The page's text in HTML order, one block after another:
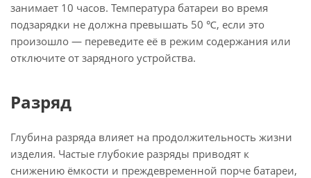
занимает 10 часов. Температура батареи во время
подзарядки не должна превышать 50 ℃, если это
произошло — переведите её в режим содержания или
отключите от зарядного устройства.
Разряд
Глубина разряда влияет на продолжительность жизни
изделия. Частые глубокие разряды приводят к
снижению ёмкости и преждевременной порче батареи,